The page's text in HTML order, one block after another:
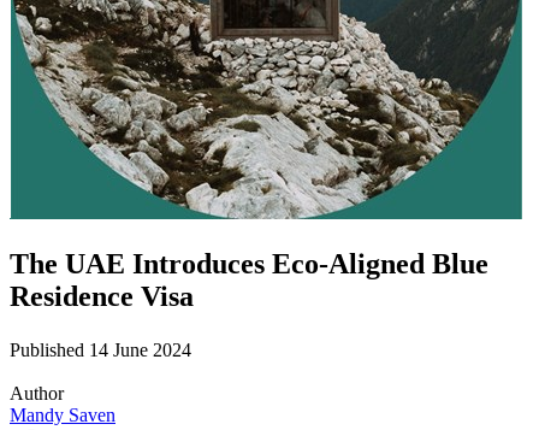
The UAE Introduces Eco-Aligned Blue
Residence Visa
Published 14 June 2024
Author
Mandy Saven